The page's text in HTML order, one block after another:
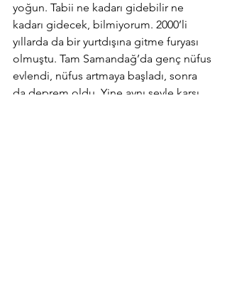
yoğun. Tabii ne kadarı gidebilir ne
kadarı gidecek, bilmiyorum. 2000’li
yıllarda da bir yurtdışına gitme furyası
olmuştu. Tam Samandağ’da genç nüfus
evlendi, nüfus artmaya başladı, sonra
da deprem oldu. Yine aynı şeyle karşı